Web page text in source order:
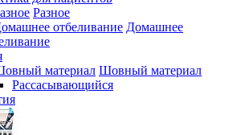
Разное
Домашнее
Шовный материал
Рассасывающийся